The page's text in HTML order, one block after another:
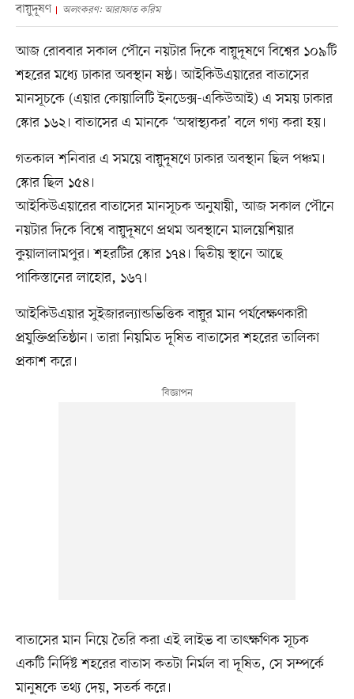
বায়ুদূষণ অলংকরণ: আরাফাত করিম
আজ রোববার সকাল পৌনে নয়টার দিকে বায়ুদূষণে বিশ্বের ১০৯টি
শহরের মধ্যে ঢাকার অবস্থান ষষ্ঠ। আইকিউএয়ারের বাতাসের
মানসূচকে (এয়ার কোয়ালিটি ইনডেক্স-একিউআই) এ সময় ঢাকার
স্কোর ১৬২। বাতাসের এ মানকে ‘অস্বাস্থ্যকর’ বলে গণ্য করা হয়।
গতকাল শনিবার এ সময়ে বায়ুদূষণে ঢাকার অবস্থান ছিল পঞ্চম।
স্কোর ছিল ১৫৪।
আইকিউএয়ারের বাতাসের মানসূচক অনুযায়ী, আজ সকাল পৌনে
নয়টার দিকে বিশ্বে বায়ুদূষণে প্রথম অবস্থানে মালয়েশিয়ার
কুয়ালালামপুর। শহরটির স্কোর ১৭৪। দ্বিতীয় স্থানে আছে
পাকিস্তানের লাহোর, ১৬৭।
আইকিউএয়ার সুইজারল্যান্ডভিত্তিক বায়ুর মান পর্যবেক্ষণকারী
প্রযুক্তিপ্রতিষ্ঠান। তারা নিয়মিত দূষিত বাতাসের শহরের তালিকা
প্রকাশ করে।
বাতাসের মান নিয়ে তৈরি করা এই লাইভ বা তাৎক্ষণিক সূচক
একটি নির্দিষ্ট শহরের বাতাস কতটা নির্মল বা দূষিত, সে সম্পর্কে
মানুষকে তথ্য দেয়, সতর্ক করে।